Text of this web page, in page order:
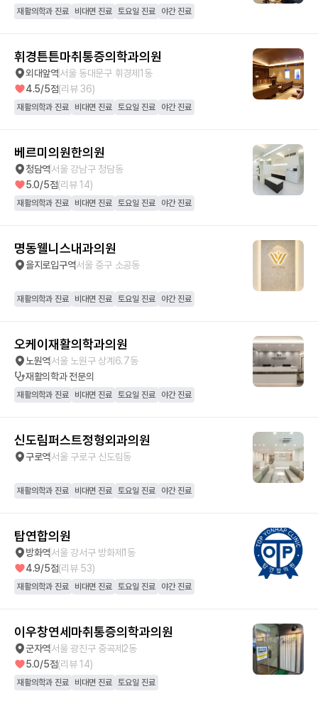
재활의학과 진료 비대면 진료 토요일 진료 야간 진료
휘경튼튼마취통증의학과의원
외대앞역서울 동대문구 휘경제1동
4.5/5점(리뷰 36)
재활의학과 진료 비대면 진료 토요일 진료 야간 진료
베르미의원한의원
청담역서울 강남구 청담동
5.0/5점(리뷰14)
재활의학과 진료 비대면 진료 토요일 진료 야간 진료
명동웰니스내과의원
을지로입구역서울 중구 소공동
재활의학과 진료 비대면 진료 토요일 진료 야간 진료
오케이재활의학과의원
노원역서울 노원구 상계6.7동
재활의학과전문의
재활의학과 진료 비대면 진료 토요일 진료 야간 진료
신도림퍼스트정형외과의원
구로역서울 구로구 신도림동
재활의학과 진료 비대면 진료 토요일 진료 야간 진료
탑연합의원
방화역서울 강서구 방화제1동
4.9/5점(리뷰 53)
재활의학과 진료 비대면 진료 토요일 진료 야간 진료
이우창연세마취통증의학과의원
군자역서울 광진구 중곡제2동
5.0/5점(리뷰14)
재활의학과 진료 비대면 진료 토요일 진료